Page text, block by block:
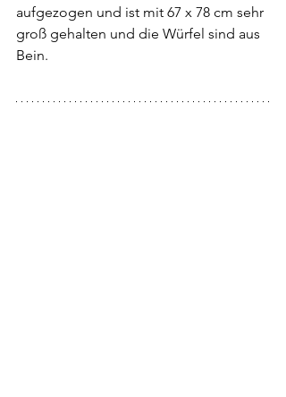
aufgezogen und ist mit 67 x 78 cm sehr
groß gehalten und die Würfel sind aus
Bein.